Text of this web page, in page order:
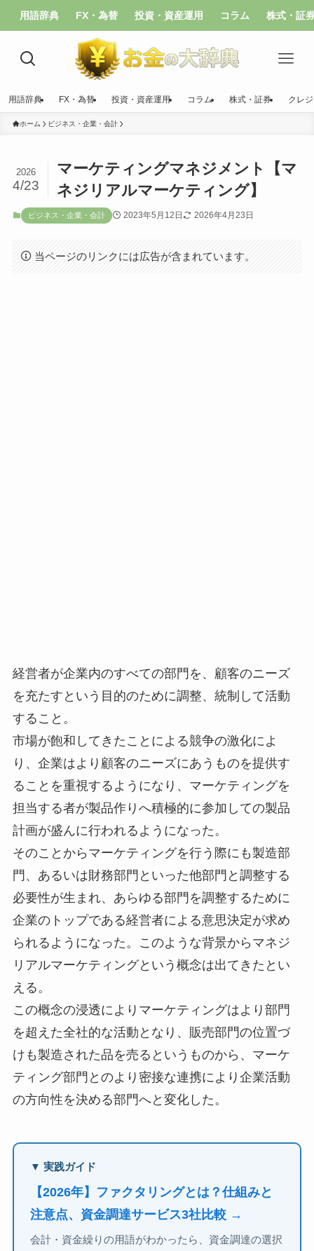
用語辞典 FX・為替 投資・資産運用 コラム 株式・証
用語辞典 FX・為替 投資・資産運用 コラム 株式・証券 クレ
ホーム ビジネス・企業・会計
マーケティングマネジメント【マ
ネジリアルマーケティング】
2026
4/23
ビジネス・企業・会計 2023年5月12日 2026年4月23日
当ページのリンクには広告が含まれています。
経営者が企業内のすべての部門を、顧客のニーズ
を充たすという目的のために調整、統制して活動
すること。
市場が飽和してきたことによる競争の激化によ
り、企業はより顧客のニーズにあうものを提供す
ることを重視するようになり、マーケティングを
担当する者が製品作りへ積極的に参加しての製品
計画が盛んに行われるようになった。
そのことからマーケティングを行う際にも製造部
門、あるいは財務部門といった他部門と調整する
必要性が生まれ、あらゆる部門を調整するために
企業のトップである経営者による意思決定が求め
られるようになった。このような背景からマネジ
リアルマーケティングという概念は出てきたとい
える。
この概念の浸透によりマーケティングはより部門
を超えた全社的な活動となり、販売部門の位置づ
けも製造された品を売るというものから、マーケ
ティング部門とのより密接な連携により企業活動
の方向性を決める部門へと変化した。
▼ 実践ガイド
【2026年】ファクタリングとは？仕組みと
注意点、資金調達サービス3社比較 →
会計・資金繰りの用語がわかったら、資金調達の選択